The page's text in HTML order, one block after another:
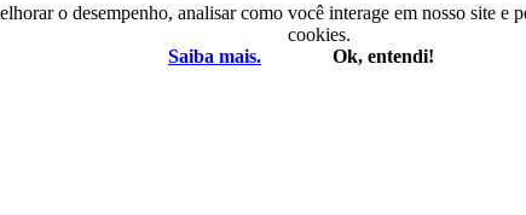
o desempenho, analisar como você interage em nosso site
cookies.
Saiba mais.
Ok, entendi!